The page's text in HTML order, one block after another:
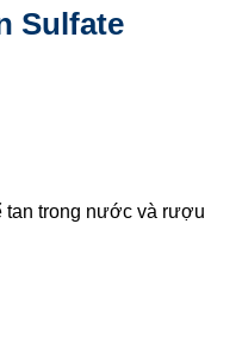
Sulfate
tan trong nước và rượu